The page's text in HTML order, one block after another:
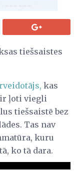
tiešsaistes
kas
ir ļoti viegli
tiešsaistē bez
Tas nav
kuru
ko tā dara.